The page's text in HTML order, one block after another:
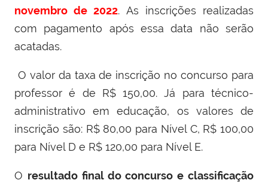
novembro de 2022. As inscrições realizadas
com pagamento após essa data não serão
acatadas.
O valor da taxa de inscrição no concurso para
professor é de R$ 150,00. Já para técnico-
administrativo em educação, os valores de
inscrição são: R$ 80,00 para Nível C, R$ 100,00
para Nível D e R$ 120,00 para Nível E.
O resultado final do concurso e classificação